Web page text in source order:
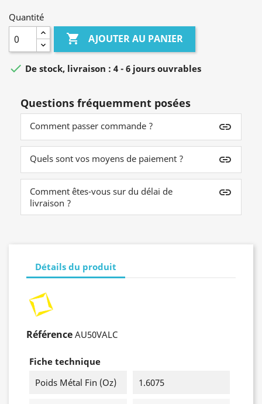
Quantité
 AJOUTER AU PANIER
 De stock, livraison : 4 - 6 jours ouvrables
Questions fréquemment posées
Comment passer commande ? insert_link
Quels sont vos moyens de paiement ? insert_link
Comment êtes-vous sur du délai de
livraison ?
insert_link
Détails du produit
Référence AU50VALC
Fiche technique
Poids Métal Fin (oz)
1.6075